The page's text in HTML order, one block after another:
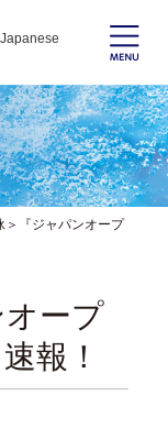
Japanese
＞『ジャパンオープ
オープ
報！